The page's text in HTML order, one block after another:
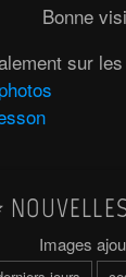
Bonne
sur
Images